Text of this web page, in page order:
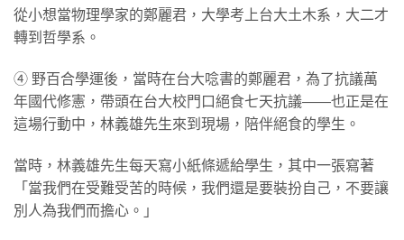
從小想當物理學家的鄭麗君，大學考上台大土木系，大二才
轉到哲學系。
④ 野百合學運後，當時在台大唸書的鄭麗君，為了抗議萬
年國代修憲，帶頭在台大校門口絕食七天抗議——也正是在
這場行動中，林義雄先生來到現場，陪伴絕食的學生。
當時，林義雄先生每天寫小紙條遞給學生，其中一張寫著
「當我們在受難受苦的時候，我們還是要裝扮自己，不要讓
別人為我們而擔心。」